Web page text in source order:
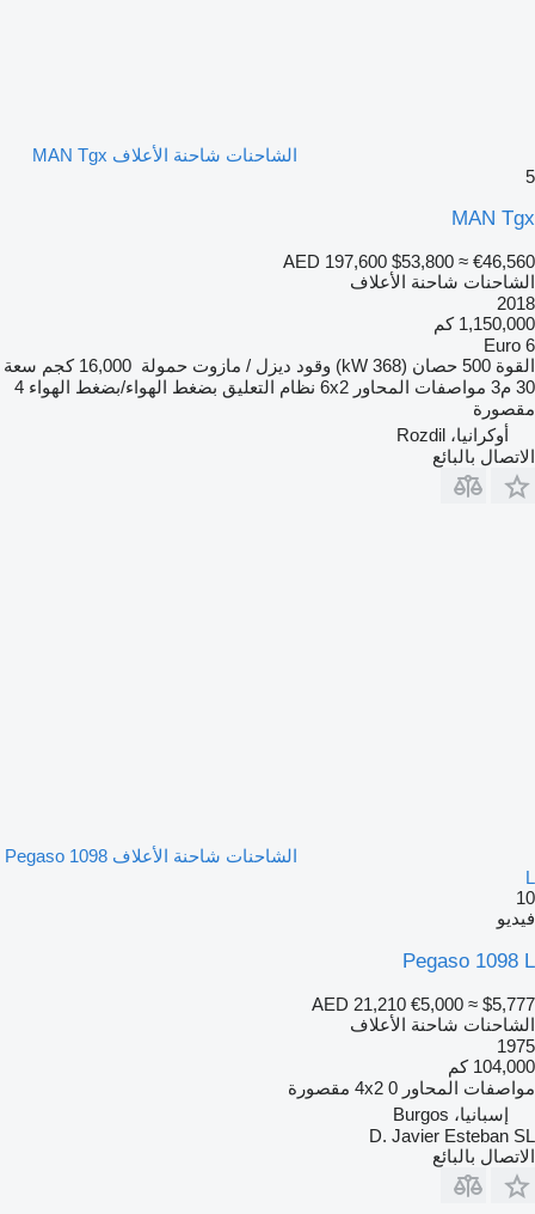
الشاحنات شاحنة الأعلاف MAN Tgx
5
MAN Tgx
AED 197,600 $53,800 ≈ €46,560
الشاحنات شاحنة الأعلاف
2018
1,150,000 كم
Euro 6
القوة 500 حصان (368 kW) وقود ديزل / مازوت حمولة 16,000 كجم
سعة
30 م3
مواصفات المحاور 6x2 نظام التعليق بضغط الهواء/بضغط الهواء 4
مقصورة
أوكرانيا، Rozdil
الاتصال بالبائع
الشاحنات شاحنة الأعلاف Pegaso 1098
L
10
فيديو
Pegaso 1098 L
AED 21,210 €5,000 ≈ $5,777
الشاحنات شاحنة الأعلاف
1975
104,000 كم
مواصفات المحاور
4x2 0 مقصورة
إسبانيا، Burgos
D. Javier Esteban SL
الاتصال بالبائع